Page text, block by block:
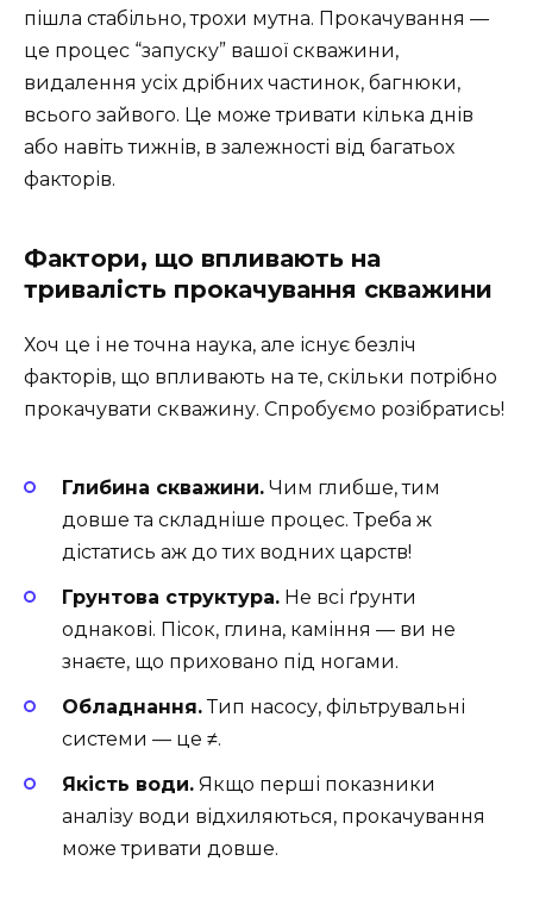
пішла стабільно, трохи мутна. Прокачування —
це процес “запуску” вашої скважини,
видалення усіх дрібних частинок, багнюки,
всього зайвого. Це може тривати кілька днів
або навіть тижнів, в залежності від багатьох
факторів.
Фактори, що впливають на
тривалість прокачування скважини
Хоч це і не точна наука, але існує безліч
факторів, що впливають на те, скільки потрібно
прокачувати скважину. Спробуємо розібратись!
Глибина скважини. Чим глибше, тим
довше та складніше процес. Треба ж
дістатись аж до тих водних царств!
Грунтова структура. Не всі ґрунти
однакові. Пісок, глина, каміння — ви не
знаєте, що приховано під ногами.
Обладнання.Тип насосу, фільтрувальні
системи — це ≠.
Якість води. Якщо перші показники
аналізу води відхиляються, прокачування
може тривати довше.